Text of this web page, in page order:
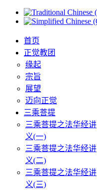
首页
正觉教团
缘起
宗旨
展望
迈向正觉
三乘菩提
三乘菩提之法华经讲
义(一)
三乘菩提之法华经讲
义(二)
三乘菩提之法华经讲
义(三)